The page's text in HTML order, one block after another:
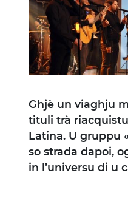
Ghjè un viaghju
tituli trà
Latina. U gruppu
so strada dapoi,
in l’universu di u